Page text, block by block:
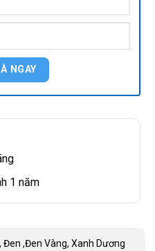
1 năm
Đen ,Đen Vàng, Xanh Dương